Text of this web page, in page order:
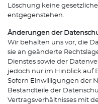
Löschung keine
entgegenstehen.
Änderungen der
Wir behalten uns vor, die
sie an geänderte
Dienstes sowie der
jedoch nur im Hinblick auf
Sofern Einwilligungen der
Bestandteile der
Vertragsverhältnisses mit